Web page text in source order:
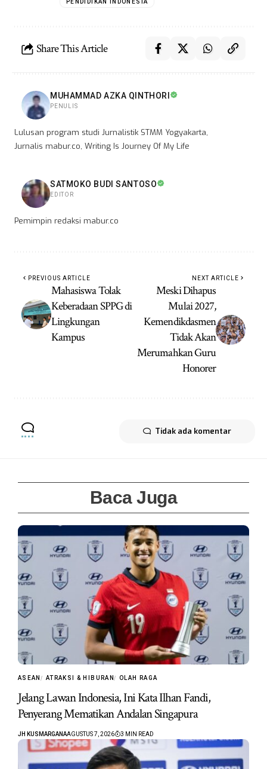
PENDIDIKAN INDONESIA
Share This Article
MUHAMMAD AZKA QINTHORI
PENULIS
Lulusan program studi Jurnalistik STMM Yogyakarta,
Jurnalis mabur.co, Writing Is Journey Of My Life
SATMOKO BUDI SANTOSO
EDITOR
Pemimpin redaksi mabur.co
PREVIOUS ARTICLE
Mahasiswa Tolak
Keberadaan SPPG di
Lingkungan
Kampus
NEXT ARTICLE
Meski Dihapus
Mulai 2027,
Kemendikdasmen
Tidak Akan
Merumahkan Guru
Honorer
Tidak ada komentar
Baca Juga
ASEAN ATRAKSI & HIBURAN OLAH RAGA
Jelang Lawan Indonesia, Ini Kata Ilhan Fandi,
Penyerang Mematikan Andalan Singapura
JH KUSMARGANAAGUSTUS 7, 2026 3 MIN READ